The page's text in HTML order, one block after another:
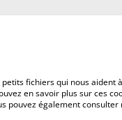
fichiers qui nous
en savoir plus sur ces
pouvez également consulter